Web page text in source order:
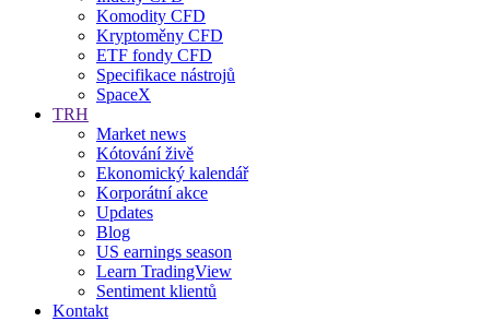
Komodity CFD
Kryptoměny CFD
ETF fondy CFD
Specifikace nástrojů
SpaceX
TRH
Market news
Kótování živě
Ekonomický kalendář
Korporátní akce
Updates
Blog
US earnings season
Learn TradingView
Sentiment klientů
Kontakt